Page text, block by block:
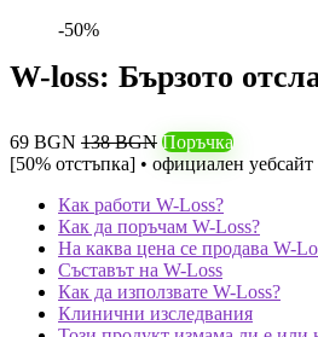
-50%
W-loss: Бързото
69 BGN 138 BGN Поръчка
[50% отстъпка] • официален уебсайт
Как работи W-Loss?
Как да поръчам W-Loss?
На каква цена се продава W-
Съставът на W-Loss
Как да използвате W-Loss?
Клинични изследвания